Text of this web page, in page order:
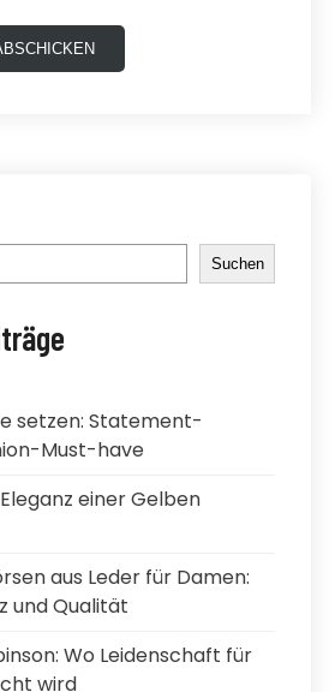
Suchen
setzen: Statement-
Must-have
einer Gelben
aus Leder für Damen:
und Qualität
Wo Leidenschaft für
wird